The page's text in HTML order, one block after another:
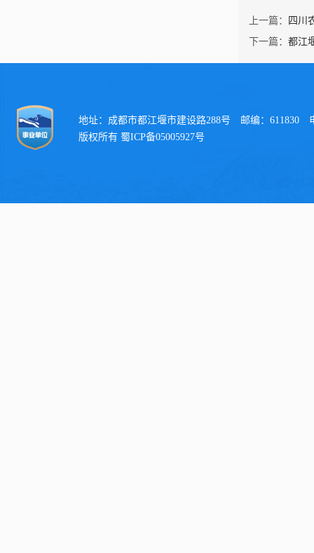
上一篇：
四川
下一篇： 都江
地址：成都市都江堰市建设路288号 邮编：611830
版权所有 蜀ICP备05005927号